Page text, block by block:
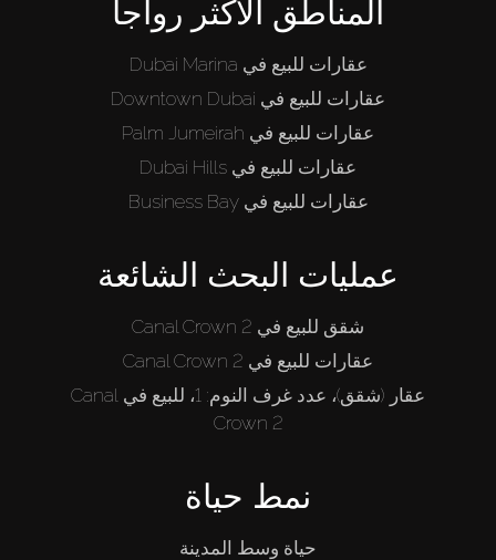
المناطق الأكثر رواجاً
عقارات للبيع في Dubai Marina
عقارات للبيع في Downtown Dubai
عقارات للبيع في Palm Jumeirah
عقارات للبيع في Dubai Hills
عقارات للبيع في Business Bay
عمليات البحث الشائعة
شقق للبيع في Canal Crown 2
عقارات للبيع في Canal Crown 2
عقار (شقق)، عدد غرف النوم: 1، للبيع في Canal
Crown 2
نمط حياة
حياة وسط المدينة